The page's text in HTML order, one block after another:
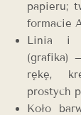
papieru;
formacie
Linia i
(grafika)
rękę,
prostych
Koło